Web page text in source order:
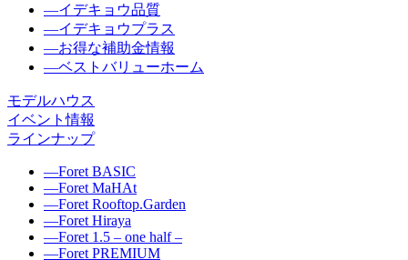
―イデキョウ品質
―イデキョウプラス
―お得な補助金情報
―ベストバリューホーム
モデルハウス
イベント情報
ラインナップ
―Foret BASIC
―Foret MaHAt
―Foret Rooftop.Garden
―Foret Hiraya
―Foret 1.5 – one half –
―Foret PREMIUM